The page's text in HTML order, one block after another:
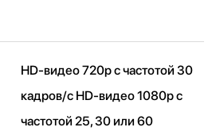
HD-видео 720p с частотой 30
кадров/ с HD-видео 1080p с
частотой 25, 30 или 60